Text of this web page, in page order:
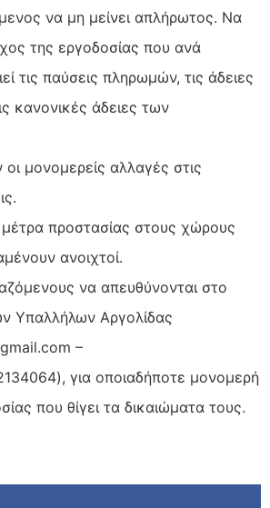
να μη μείνει απλήρωτος. Να
της εργοδοσίας που ανά
τις παύσεις πληρωμών, τις άδειες
κανονικές άδειες των
μονομερείς αλλαγές στις
προστασίας στους χώρους
ανοιχτοί.
να απευθύνονται στο
Υπαλλήλων Αργολίδας
–
για οποιαδήποτε μονομερή
που θίγει τα δικαιώματα τους.